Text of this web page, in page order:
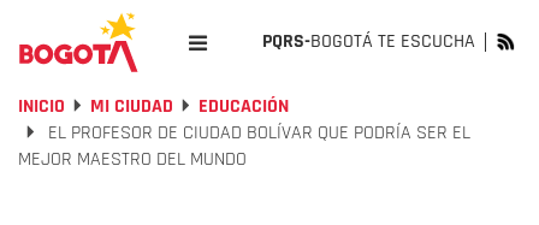
PQRS-BOGOTÁ TE ESCUCHA
INICIO MI CIUDAD
EDUCACIÓN
EL PROFESOR DE CIUDAD BOLÍVAR QUE PODRÍA SER EL
MEJOR MAESTRO DEL MUNDO